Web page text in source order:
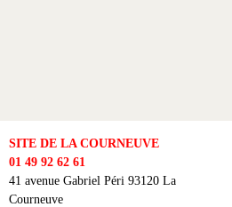
SITE DE LA COURNEUVE
01 49 92 62 61
41 avenue Gabriel Péri 93120 La
Courneuve